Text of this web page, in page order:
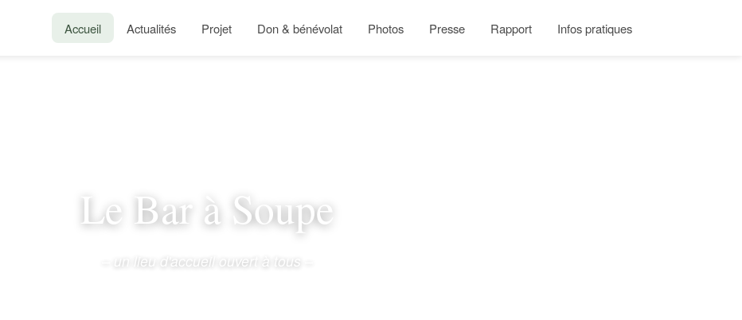
Accueil Actualités Projet Don & bénévolat Photos Presse Rapport Infos pratiques
Le Bar à Soupe
– un lieu d'accueil ouvert à tous –